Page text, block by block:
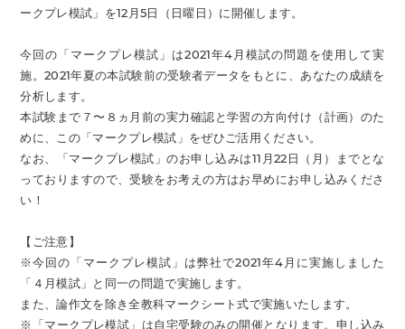
ークプレ模試」を12月5日（日曜日）に開催します。
今回の「マークプレ模試」は2021年4月模試の問題を使用して実
施。2021年夏の本試験前の受験者データをもとに、あなたの成績を
分析します。
本試験まで７〜８ヵ月前の実力確認と学習の方向付け（計画）のた
めに、この「マークプレ模試」をぜひご活用ください。
なお、「マークプレ模試」のお申し込みは11月22日（月）までとな
っておりますので、受験をお考えの方はお早めにお申し込みくださ
い！
【ご注意】
※今回の「マークプレ模試」は弊社で2021年4月に実施しました
「４月模試」と同一の問題で実施します。
また、論作文を除き全教科マークシート式で実施いたします。
※「マークプレ模試」は自宅受験のみの開催となります。申し込み